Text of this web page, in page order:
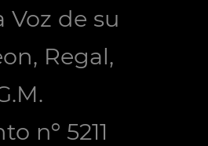
Voz de su
Regal,
nº 5211